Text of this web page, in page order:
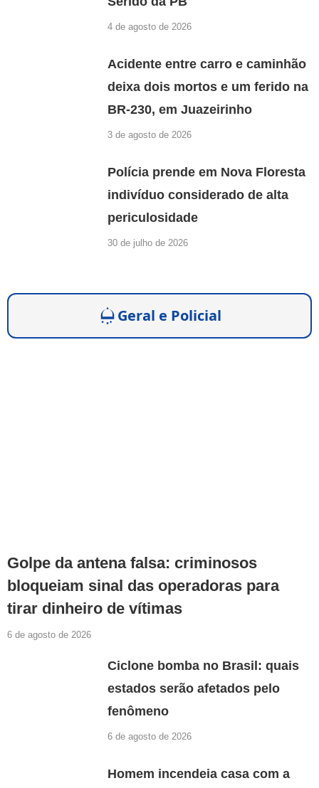
4 de agosto de 2026
Acidente entre carro e caminhão
deixa dois mortos e um ferido na
BR-230, em Juazeirinho
3 de agosto de 2026
Polícia prende em Nova Floresta
indivíduo considerado de alta
periculosidade
30 de julho de 2026
Geral e Policial
Golpe da antena falsa: criminosos
bloqueiam sinal das operadoras para
tirar dinheiro de vítimas
6 de agosto de 2026
Ciclone bomba no Brasil: quais
estados serão afetados pelo
fenômeno
6 de agosto de 2026
Homem incendeia casa com a